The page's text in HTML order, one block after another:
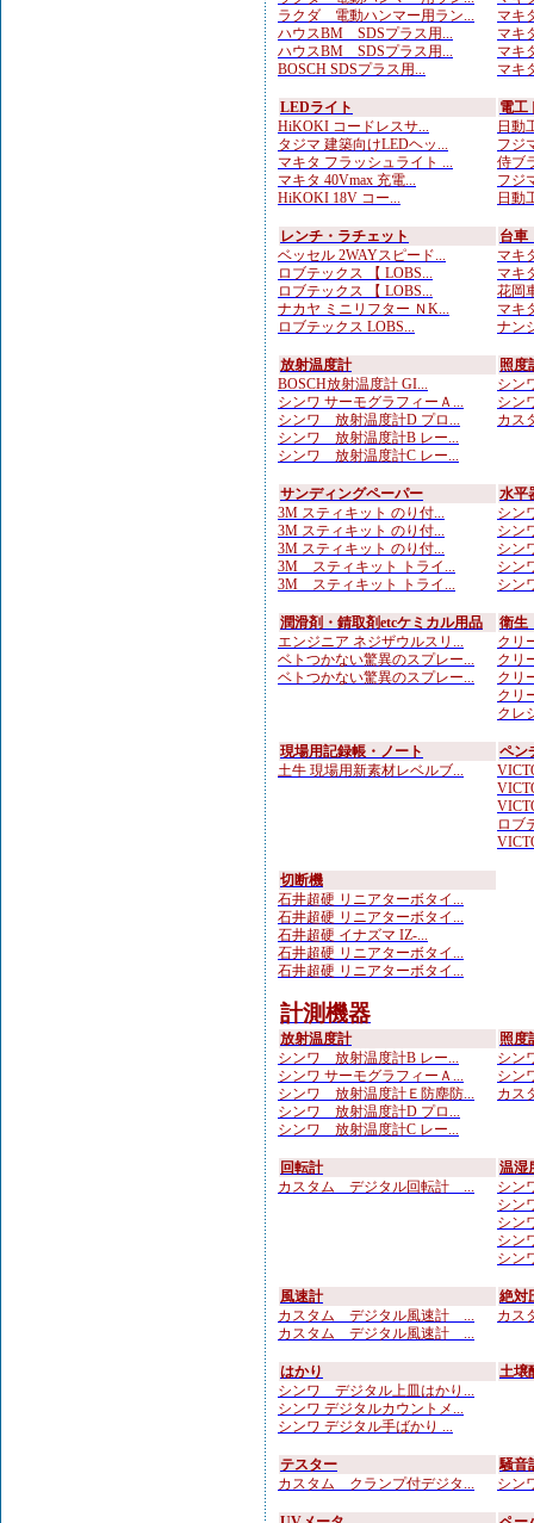
ラクダ 電動ハンマー用ラン...
ハウスBM SDSプラス用...
ハウスBM SDSプラス用...
BOSCH SDSプラス用...
マキ
マキ
マキ
マキ
LEDライト
HiKOKI コードレスサ...
タジマ 建築向けLEDヘッ...
マキタ フラッシュライト ...
マキタ 40Vmax 充電...
HiKOKI 18V コー...
電工
日動
フジ
侍ブ
フジ
日動
レンチ・ラチェット
ベッセル 2WAYスピード...
ロブテックス 【 LOBS...
ロブテックス 【 LOBS...
ナカヤ ミニリフター ＮK...
ロブテックス LOBS...
台車
マキ
マキ
花岡
マキ
ナン
放射温度計
BOSCH放射温度計 GI...
シンワ サーモグラフィーＡ...
シンワ 放射温度計D プロ...
シンワ 放射温度計B レー...
シンワ 放射温度計C レー...
照度
シン
シン
カス
サンディングペーパー
3M スティキット のり付...
3M スティキット のり付...
3M スティキット のり付...
3M スティキット トライ...
3M スティキット トライ...
水平
シン
シン
シン
シン
シン
潤滑剤・錆取剤etcケミカル用品
エンジニア ネジザウルスリ...
ベトつかない驚異のスプレー...
ベトつかない驚異のスプレー...
衛生
クリ
クリ
クリ
クリ
クレ
現場用記録帳・ノート
土牛 現場用新素材レベルブ...
ペン
ロブ
切断機
石井超硬 リニアターボタイ...
石井超硬 リニアターボタイ...
石井超硬 イナズマ IZ-...
石井超硬 リニアターボタイ...
石井超硬 リニアターボタイ...
計測機器
放射温度計
シンワ 放射温度計B レー...
シンワ サーモグラフィーＡ...
シンワ 放射温度計Ｅ防塵防...
シンワ 放射温度計D プロ...
シンワ 放射温度計C レー...
照度
シン
シン
カス
回転計
カスタム デジタル回転計 ...
温湿
シン
シン
シン
シン
シン
風速計
カスタム デジタル風速計 ...
カスタム デジタル風速計 ...
絶対
カス
はかり
シンワ デジタル上皿はかり...
シンワ デジタルカウントメ...
シンワ デジタル手ばかり ...
土壌
テスター
カスタム クランプ付デジタ...
騒音
シン